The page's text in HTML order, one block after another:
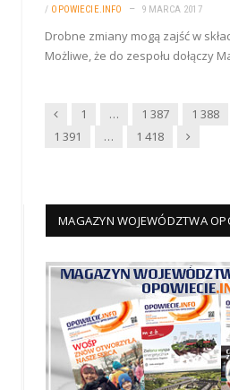
/ OPOWIECIE.INFO 9 MARCA 2017
Drobne zmiany mogą zajść w
Możliwe, że do zespołu dołączy
Wstecz
1 … 1 387 1 388
1 391
… 1 418 Dalej
MAGAZYN WOJEWÓDZTWA